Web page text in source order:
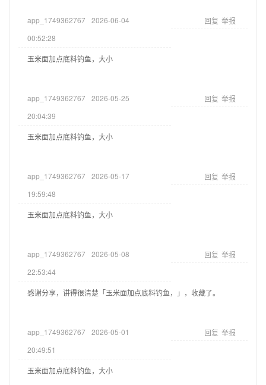
app_1749362767 2026-06-04
00:52:28
回复 举报
玉米面加点底料钓鱼，大小
app_1749362767 2026-05-25
20:04:39
回复 举报
玉米面加点底料钓鱼，大小
app_1749362767 2026-05-17
19:59:48
回复 举报
玉米面加点底料钓鱼，大小
app_1749362767 2026-05-08
22:53:44
回复 举报
感谢分享，讲得很清楚「玉米面加点底料钓鱼，」，收藏了。
app_1749362767 2026-05-01
20:49:51
回复 举报
玉米面加点底料钓鱼，大小